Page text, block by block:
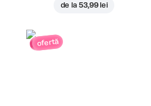
de la 53,99 lei
ofertă